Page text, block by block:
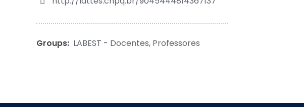
Groups: LABEST - Docentes, Professores